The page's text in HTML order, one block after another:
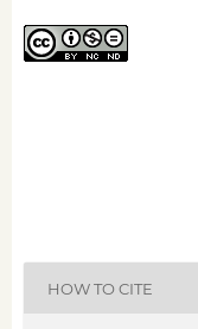
HOW TO CITE